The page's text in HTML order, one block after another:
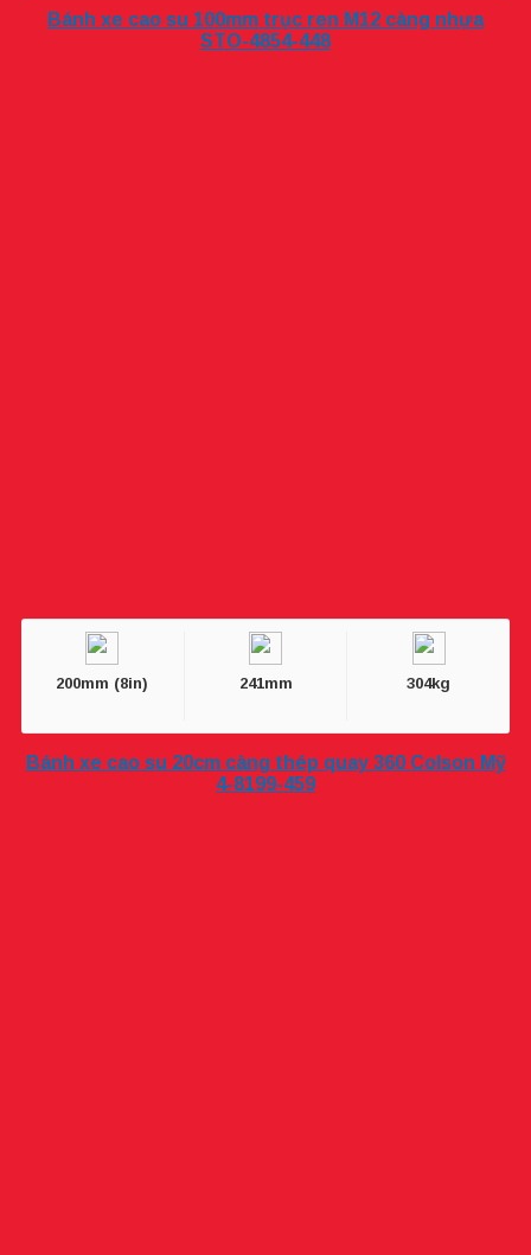
Bánh xe cao su 100mm trục ren M12 càng nhựa
STO-4854-448
200mm (8in) 241mm 304kg
Bánh xe cao su 20cm càng thép quay 360 Colson Mỹ
4-8199-459